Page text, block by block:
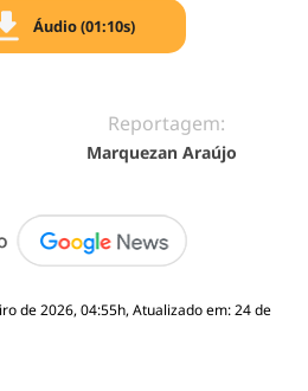
Áudio (01:10s)
Reportagem:
Marquezan Araújo
de 2026, 04:55h, Atualizado em: 24 de